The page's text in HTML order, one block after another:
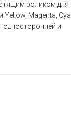
роликом для
Yellow, Magenta,
односторонней и